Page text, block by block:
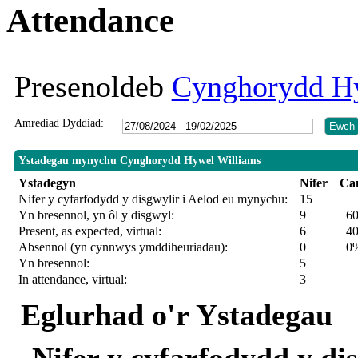
Attendance
Presenoldeb Cynghorydd
Amrediad Dyddiad:
Ystadegau mynychu Cynghorydd Hywel Williams
Ystadegyn Nifer
Nifer y cyfarfodydd y disgwylir i Aelod eu mynychu:
15
Yn bresennol, yn ôl y disgwyl:
9
Present, as expected, virtual:
6
Absennol (yn cynnwys ymddiheuriadau):
0
Yn bresennol:
5
In attendance, virtual:
3
Eglurhad o'r Ystadegau